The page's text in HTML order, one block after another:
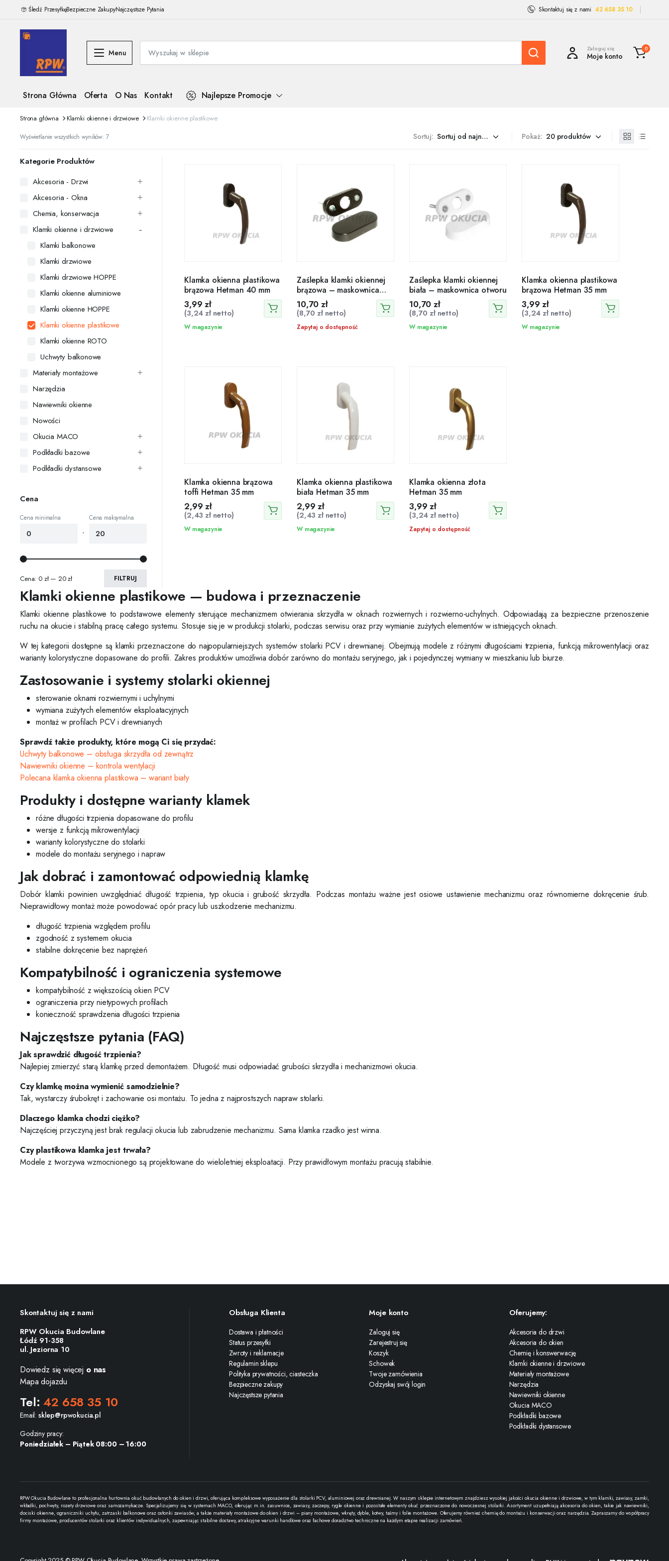
Śledź PrzesyłkęBezpieczne ZakupyNajczęstsze Pytania Skontaktuj się z nami 42 658 35 10
Menu Zaloguj się
Moje konto
0
Strona Główna Oferta O Nas Kontakt Najlepsze Promocje
Strona główna Klamki okienne i drzwiowe Klamki okienne plastikowe
Wyświetlanie wszystkich wyników: 7Posortowane
Sortuj: Pokaż:
Klamka okienna plastikowa
brązowa Hetman 40 mm
3,99zł
(3,24złnetto)
W magazynie
Zaślepka klamki okiennej
brązowa – maskownica
otworu
10,70zł
(8,70złnetto)
Zapytaj o dostępność
Zaślepka klamki okiennej
biała – maskownica otworu
10,70zł
(8,70złnetto)
W magazynie
Klamka okienna plastikowa
brązowa Hetman 35 mm
3,99zł
(3,24złnetto)
W magazynie
Klamka okienna brązowa
toffi Hetman 35 mm
2,99zł
(2,43złnetto)
W magazynie
Klamka okienna plastikowa
biała Hetman 35 mm
2,99zł
(2,43złnetto)
W magazynie
Klamka okienna złota
Hetman 35 mm
3,99zł
(3,24złnetto)
Zapytaj o dostępność
Kategorie Produktów
Akcesoria - Drzwi
Akcesoria - Okna
Chemia, konserwacja
Klamki okienne i drzwiowe
Klamki balkonowe
Klamki drzwiowe
Klamki drzwiowe HOPPE
Klamki okienne aluminiowe
Klamki okienne HOPPE
Klamki okienne plastikowe
Klamki okienne ROTO
Uchwyty balkonowe
Materiały montażowe
Narzędzia
Nawiewniki okienne
Nowości
Okucia MACO
Podkładki bazowe
Podkładki dystansowe
Cena
Cena minimalna
-
Cena maksymalna
FILTRUJ
Cena: 0 zł— 20 zł
Klamki okienne plastikowe — budowa i przeznaczenie
Klamki okienne plastikowe to podstawowe elementy sterujące mechanizmem otwierania skrzydła w oknach rozwiernych i rozwierno-uchylnych. Odpowiadają za bezpieczne przenoszenie
ruchu na okucie i stabilną pracę całego systemu. Stosuje się je w produkcji stolarki, podczas serwisu oraz przy wymianie zużytych elementów w istniejących oknach.
W tej kategorii dostępne są klamki przeznaczone do najpopularniejszych systemów stolarki PCV i drewnianej. Obejmują modele z różnymi długościami trzpienia, funkcją mikrowentylacji oraz
warianty kolorystyczne dopasowane do profili. Zakres produktów umożliwia dobór zarówno do montażu seryjnego, jak i pojedynczej wymiany w mieszkaniu lub biurze.
Zastosowanie i systemy stolarki okiennej
sterowanie oknami rozwiernymi i uchylnymi
wymiana zużytych elementów eksploatacyjnych
montaż w profilach PCV i drewnianych
Sprawdź także produkty, które mogą Ci się przydać:
Uchwyty balkonowe – obsługa skrzydła od zewnątrz
Nawiewniki okienne – kontrola wentylacji
Polecana klamka okienna plastikowa – wariant biały
Produkty i dostępne warianty klamek
różne długości trzpienia dopasowane do profilu
wersje z funkcją mikrowentylacji
warianty kolorystyczne do stolarki
modele do montażu seryjnego i napraw
Jak dobrać i zamontować odpowiednią klamkę
Dobór klamki powinien uwzględniać długość trzpienia, typ okucia i grubość skrzydła. Podczas montażu ważne jest osiowe ustawienie mechanizmu oraz równomierne dokręcenie śrub.
Nieprawidłowy montaż może powodować opór pracy lub uszkodzenie mechanizmu.
długość trzpienia względem profilu
zgodność z systemem okucia
stabilne dokręcenie bez naprężeń
Kompatybilność i ograniczenia systemowe
kompatybilność z większością okien PCV
ograniczenia przy nietypowych profilach
konieczność sprawdzenia długości trzpienia
Najczęstsze pytania (FAQ)
Jak sprawdzić długość trzpienia?
Najlepiej zmierzyć starą klamkę przed demontażem. Długość musi odpowiadać grubości skrzydła i mechanizmowi okucia.
Czy klamkę można wymienić samodzielnie?
Tak, wystarczy śrubokręt i zachowanie osi montażu. To jedna z najprostszych napraw stolarki.
Dlaczego klamka chodzi ciężko?
Najczęściej przyczyną jest brak regulacji okucia lub zabrudzenie mechanizmu. Sama klamka rzadko jest winna.
Czy plastikowa klamka jest trwała?
Modele z tworzywa wzmocnionego są projektowane do wieloletniej eksploatacji. Przy prawidłowym montażu pracują stabilnie.
Skontaktuj się z nami
RPW Okucia Budowlane
Łódź 91-358
ul. Jeziorna 10
Dowiedz się więcej o nas
Mapa dojazdu
Tel:42 658 35 10
Email: sklep@rpwokucia.pl
Godziny pracy:
Poniedziałek – Piątek 08:00 – 16:00
Obsługa Klienta
Dostawa i płatności
Status przesyłki
Zwroty i reklamacje
Regulamin sklepu
Polityka prywatności, ciasteczka
Bezpieczne zakupy
Najczęstsze pytania
Moje konto
Zaloguj się
Zarejestruj się
Koszyk
Schowek
Twoje zamówienia
Odzyskaj swój login
Oferujemy:
Akcesoria do drzwi
Akcesoria do okien
Chemię i konswerwację
Klamki okienne i drzwiowe
Materiały montażowe
Narzędzia
Nawiewniki okienne
Okucia MACO
Podkładki bazowe
Podkładki dystansowe
RPW Okucia Budowlane to profesjonalna hurtownia okuć budowlanych do okien i drzwi, oferująca kompleksowe wyposażenie dla stolarki PCV, aluminiowej oraz drewnianej. W naszym sklepie internetowym znajdziesz wysokiej jakości okucia okienne i drzwiowe, w tym klamki, zawiasy, zamki,
wkładki, pochwyty, rozety drzwiowe oraz samozamykacze. Specjalizujemy się w systemach MACO, oferując m.in. zasuwnice, zawiasy, zaczepy, rygle okienne i pozostałe elementy okuć przeznaczone do nowoczesnej stolarki. Asortyment uzupełniają akcesoria do okien, takie jak nawiewniki,
dociski okienne, ograniczniki uchyłu, zatrzaski balkonowe oraz osłonki zawiasów, a także materiały montażowe do okien i drzwi – piany montażowe, wkręty, dyble, kotwy, taśmy i folie montażowe. Oferujemy również chemię do montażu i konserwacji oraz narzędzia. Zapraszamy do współpracy
firmy montażowe, producentów stolarki oraz klientów indywidualnych, zapewniając stabilne dostawy, atrakcyjne warunki handlowe oraz fachowe doradztwo techniczne na każdym etapie realizacji zamówień.